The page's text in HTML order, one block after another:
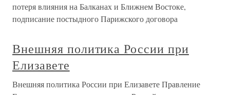
потеря влияния на Балканах и Ближнем Востоке,
подписание постыдного Парижского договора
Внешняя политика России при
Елизавете
Внешняя политика России при Елизавете Правление